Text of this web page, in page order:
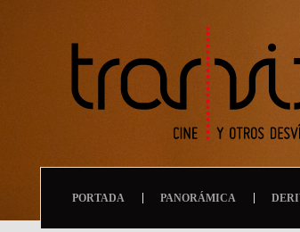
PORTADA PANORÁMICA